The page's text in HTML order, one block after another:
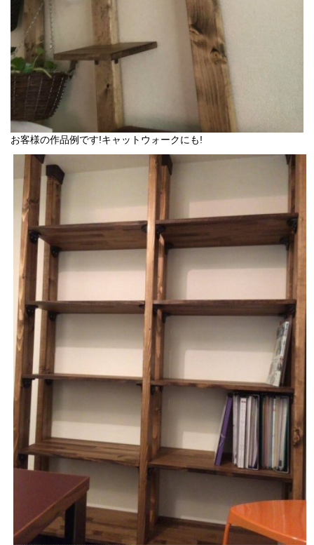
お客様の作品例です!キャットウォークにも!